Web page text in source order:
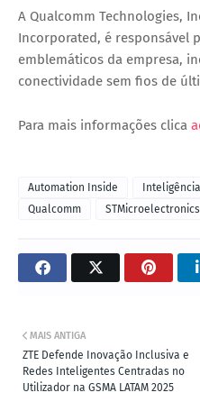
A Qualcomm Technologies,
Incorporated, é responsável
emblemáticos da empresa,
conectividade sem fios de
Para mais informações clica
Automation Inside
Qualcomm
STMicroelectronics
MAIS ANTIGA
ZTE Defende Inovação Inclusiva e
Redes Inteligentes Centradas no
Utilizador na GSMA LATAM 2025